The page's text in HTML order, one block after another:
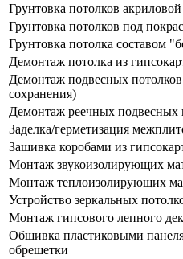
Грунтовка потолков
Грунтовка потолков под
Грунтовка потолка составом
Демонтаж потолка из
Демонтаж подвесных
сохранения)
Демонтаж реечных подвесных
Заделка/герметизация
Зашивка коробами из
Монтаж звукоизолирующих
Монтаж теплоизолирующих
Устройство зеркальных
Монтаж гипсового лепного
Обшивка пластиковыми
обрешетки